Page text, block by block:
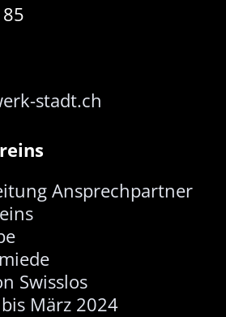
stadt.ch
Ansprechpartner
Swisslos
März 2024